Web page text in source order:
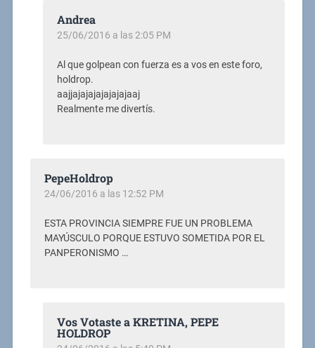
Andrea
25/06/2016 a las 2:05 PM
Al que golpean con fuerza es a vos en este foro,
holdrop.
aajjajajajajajajajaaj
Realmente me divertís.
PepeHoldrop
24/06/2016 a las 12:52 PM
ESTA PROVINCIA SIEMPRE FUE UN PROBLEMA
MAYÚSCULO PORQUE ESTUVO SOMETIDA POR EL
PANPERONISMO …
Vos Votaste a KRETINA, PEPE
HOLDROP